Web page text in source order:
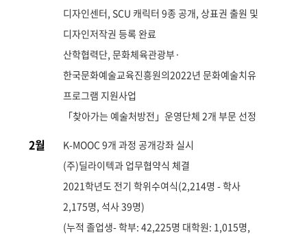
디자인센터, SCU 캐릭터 9종 공개, 상표권 출원 및
디자인저작권 등록 완료
산학협력단, 문화체육관광부·
한국문화예술교육진흥원의2022년 문화예술치유
프로그램 지원사업
「찾아가는 예술처방전」운영단체 2개 부문 선정
2월
K-MOOC 9개 과정 공개강좌 실시
(주)딜라이텍과 업무협약식 체결
2021학년도 전기 학위수여식(2,214명 - 학사
2,175명, 석사 39명)
(누적 졸업생- 학부: 42,225명 대학원: 1,015명,